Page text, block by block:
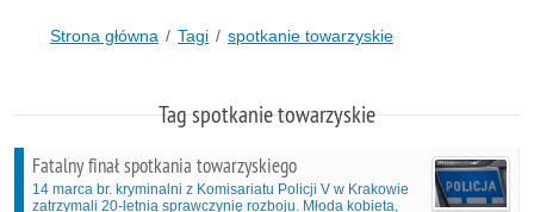
Strona główna Tagi spotkanie towarzyskie
Tag spotkanie towarzyskie
Fatalny finał spotkania towarzyskiego
14 marca br. kryminalni z Komisariatu Policji V w Krakowie
zatrzymali 20-letnią sprawczynię rozboju. Młoda kobieta,